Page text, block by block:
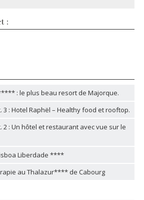
:
: le plus beau resort de Majorque.
3 : Hotel Raphël – Healthy food et rooftop.
2 : Un hôtel et restaurant avec vue sur le
Liberdade ****
au Thalazur**** de Cabourg